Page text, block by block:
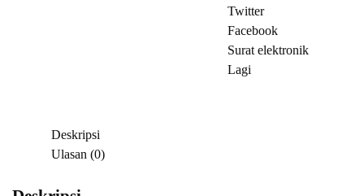
Twitter
Facebook
Surat elektronik
Lagi
Deskripsi
Ulasan (0)